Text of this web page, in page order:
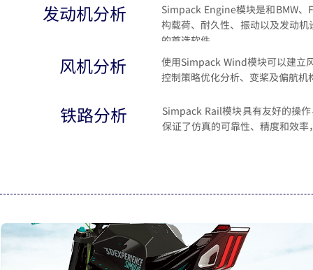
发动机分析
风机分析
使用Simpack Wind模块可以建立
控制策略优化分析、变桨及偏航机
Simpack Rail模块具有友好的操
保证了仿真的可靠性、精度和效率
铁路分析
Simpack Engine模块是和BMW、
构载荷、耐久性、振动以及发动机
的首选软件。